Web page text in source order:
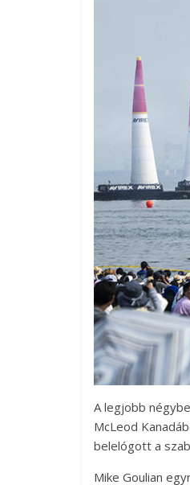
A legjobb
McLeod
belelógott a
Mike Goulian